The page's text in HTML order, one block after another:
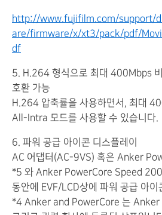
http://www.fujifilm.com/support/
are/firmware/x/xt3/pack/pdf/
df
5. H.264 형식으로 최대 400Mbps
호환 가능
H.264 압축률을 사용하면서, 최대
All-Intra 모드를 사용할 수 있습니다.
6. 파워 공급 아이콘 디스플레이
AC 어댑터(AC-9VS) 혹은 Anker
*5 와 Anker PowerCore Speed
동안에 EVF/LCD상에 파워 공급 아이
*4 Anker and PowerCore 는